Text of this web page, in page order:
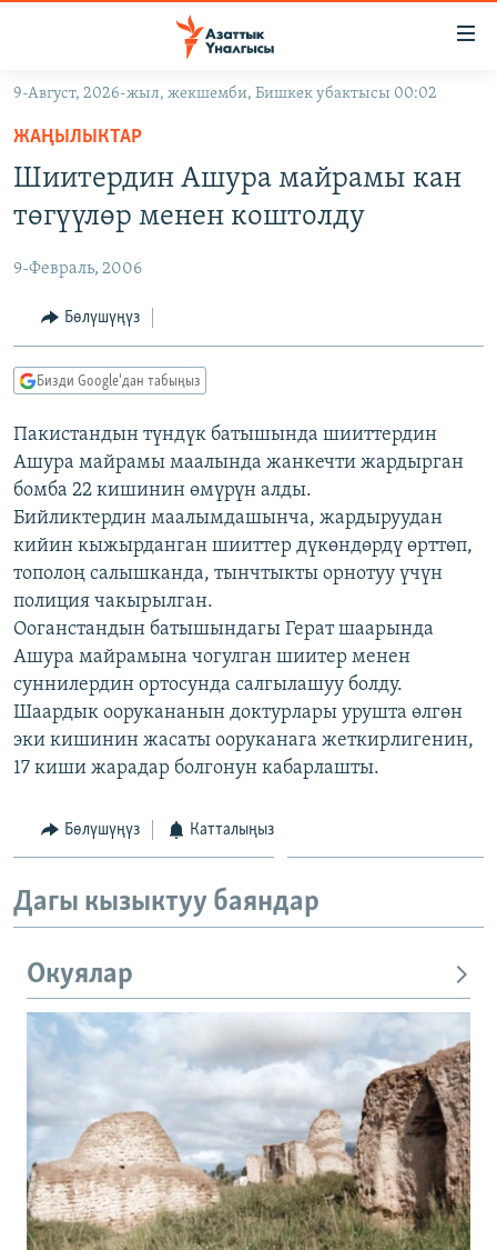
Навигацияга
өтүңүз
Издөөгө
салыңызКЫРГЫЗСТАН
ЭКОНОМИКА
МАДАНИЯТ
БОРБОР АЗИЯ
УКРАИНА
АТАЙЫН ИЛИКТӨӨ
ТВ ПРОГРАММАЛАР
ЭКСПЕРТТЕР ТАЛДАЙТ
БИЗ ЖАНА ДҮЙНӨ
ДАНИСТЕ
ЭЖЕ-СИҢДИЛЕР
ЫҢГАЙСЫЗ СУРООЛОР
ӨЗГӨЧӨ ПИКИР
Русский
ОНЛАЙН ШЕРИНЕ
ЭЕ/АРнун бардык сайттары
9-Август, 2026-жыл, жекшемби, Бишкек убактысы 00:02
ЖАҢЫЛЫКТАР
Шиитердин Ашура майрамы кан
төгүүлөр менен коштолду
9-Февраль, 2006
Бөлүшүңүз
Бизди Google'дан табыңыз
Пакистандын түндүк батышында шииттердин
Ашура майрамы маалында жанкечти жардырган
бомба 22 кишинин өмүрүн алды.
Бийликтердин маалымдашынча, жардыруудан
кийин кыжырданган шииттер дүкөндөрдү өрттөп,
тополоң салышканда, тынчтыкты орнотуу үчүн
полиция чакырылган.
Ооганстандын батышындагы Герат шаарында
Ашура майрамына чогулган шиитер менен
суннилердин ортосунда салгылашуу болду.
Шаардык оорукананын доктурлары урушта өлгөн
эки кишинин жасаты ооруканага жеткирлигенин,
17 киши жарадар болгонун кабарлашты.
Бөлүшүңүз Катталыңыз
Дагы кызыктуу баяндар
Окуялар